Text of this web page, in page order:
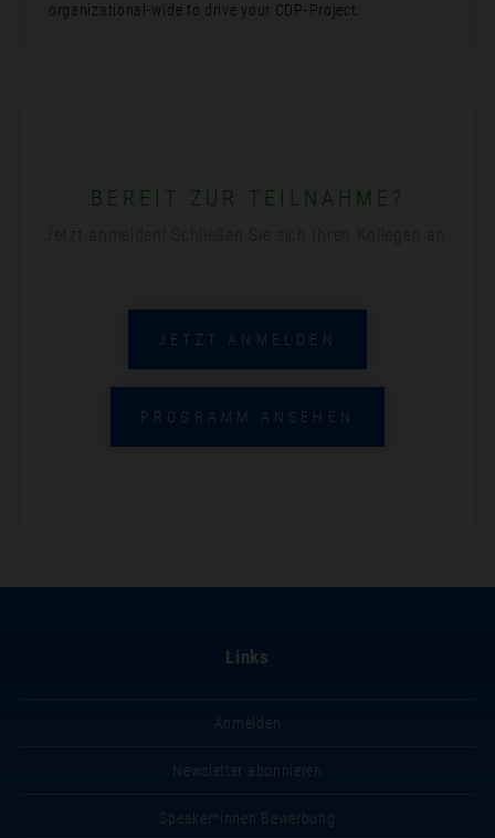
organizational-wide to drive your CDP-Project.
BEREIT ZUR TEILNAHME?
JETZT ANMELDEN
PROGRAMM ANSEHEN
Links
Anmelden
Newsletter abonnieren
Speaker*innen Bewerbung